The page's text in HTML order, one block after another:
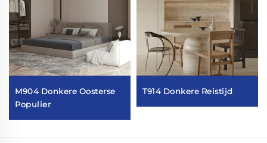
M904 Donkere Oosterse
Populier
T914 Donkere Reistijd